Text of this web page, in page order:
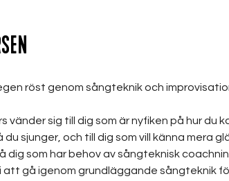
röst genom sångteknik och
vänder sig till dig som är nyfiken på hur du
sjunger, och till dig som vill känna mera
dig som har behov av sångteknisk
att gå igenom grundläggande sångteknik